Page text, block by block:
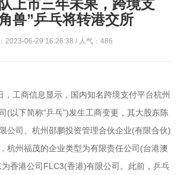
上市三年未果，跨境支
兽”乒乓将转港交所
2023-06-29 16:26:38 / 人气：486
，工商信息显示，国内知名跨境支付平台杭州
(以下简称“乒乓”)发生工商变更，其大股东陈
公司、杭州邵鹏投资管理合伙企业(有限合伙)
杭州福茂的企业类型为有限责任公司(台港澳
香港公司FLC3(香港)有限公司。此前，乒乓